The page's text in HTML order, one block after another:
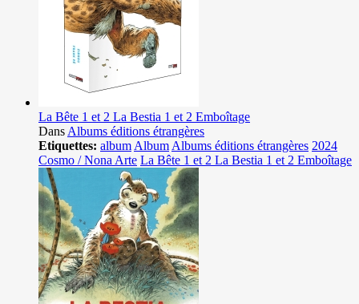
La Bête 1 et 2 La Bestia 1 et 2 Emboîtage
DansAlbums éditions étrangères
Etiquettes: albumAlbumAlbums éditions étrangères 2024
Cosmo / Nona Arte La Bête 1 et 2 La Bestia 1 et 2 Emboîtage